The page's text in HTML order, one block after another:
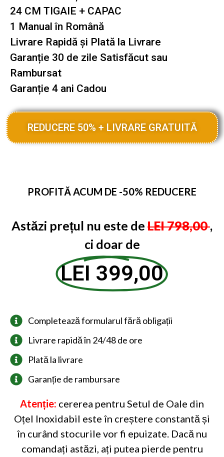
24 CM TIGAIE + CAPAC
1 Manual în Română
Livrare Rapidă și Plată la Livrare
Garanție 30 de zile Satisfăcut sau
Rambursat
Garanție 4 ani Cadou
REDUCERE 50% + LIVRARE GRATUITĂ
PROFITĂ ACUM DE -50% REDUCERE
Astăzi prețul nu este de LEI 798,00,
ci doar de
LEI 399,00
Completează formularul fără obligații
Livrare rapidă în 24/48 de ore
Plată la livrare
Garanție de rambursare
Atenție: cererea pentru Setul de Oale din
Oțel Inoxidabil este în creștere constantă și
în curând stocurile vor fi epuizate. Dacă nu
comandați astăzi, ați putea pierde pentru